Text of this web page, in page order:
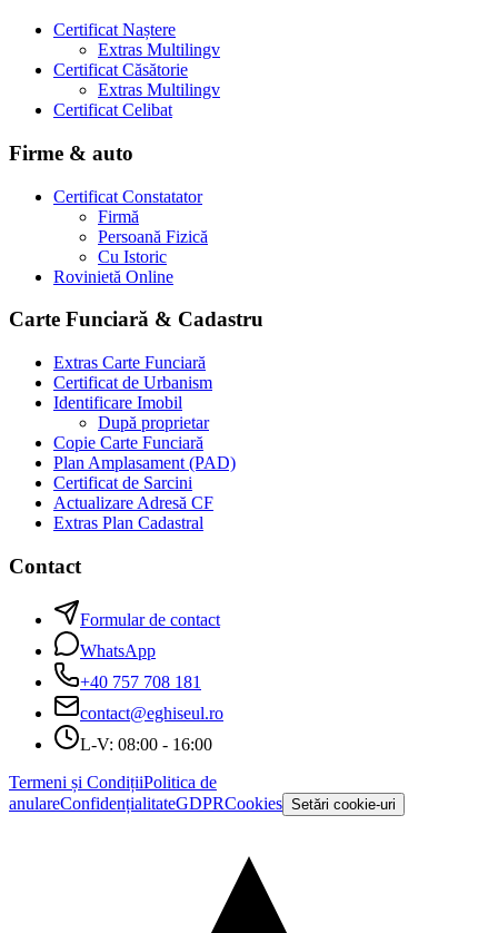
Certificat Naștere
Extras Multilingv
Certificat Căsătorie
Extras Multilingv
Certificat Celibat
Firme & auto
Certificat Constatator
Firmă
Persoană Fizică
Cu Istoric
Rovinietă Online
Carte Funciară & Cadastru
Extras Carte Funciară
Certificat de Urbanism
Identificare Imobil
După proprietar
Copie Carte Funciară
Plan Amplasament (PAD)
Certificat de Sarcini
Actualizare Adresă CF
Extras Plan Cadastral
Contact
Formular de contact
WhatsApp
+40 757 708 181
contact@eghiseul.ro
L-V: 08:00 - 16:00
Termeni și CondițiiPolitica de
anulareConfidențialitateGDPRCookies Setări cookie-uri